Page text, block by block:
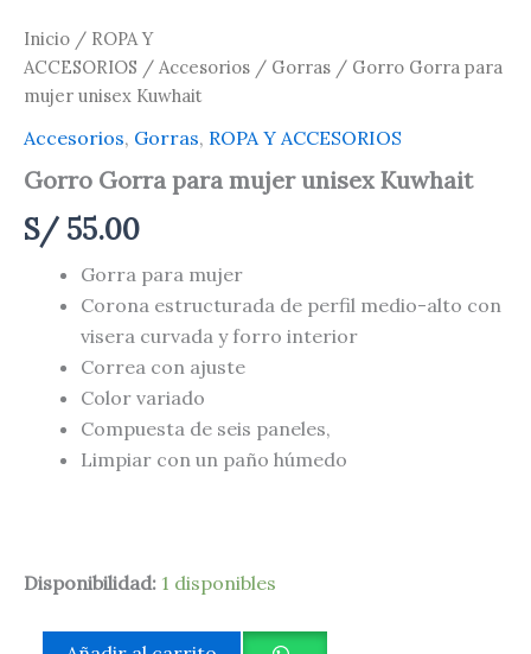
Inicio / ROPA Y
ACCESORIOS / Accesorios / Gorras / Gorro Gorra para
mujer unisex Kuwhait
Accesorios, Gorras, ROPA Y ACCESORIOS
Gorro Gorra para mujer unisex Kuwhait
S/ 55.00
Gorra para mujer
Corona estructurada de perfil medio-alto con
visera curvada y forro interior
Correa con ajuste
Color variado
Compuesta de seis paneles,
Limpiar con un paño húmedo
Disponibilidad: 1 disponibles